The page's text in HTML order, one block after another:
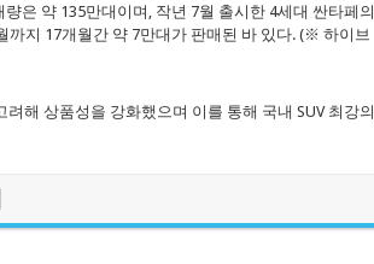
은 약 135만대이며, 작년 7월 출시한 4세대 싼타페의
까지 17개월간 약 7만대가 판매된 바 있다. (※ 하이브
해 상품성을 강화했으며 이를 통해 국내 SUV 최강의